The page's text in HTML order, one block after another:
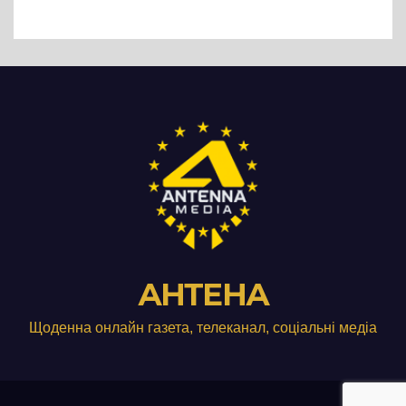
АНТЕНА
Щоденна онлайн газета, телеканал, соціальні медіа